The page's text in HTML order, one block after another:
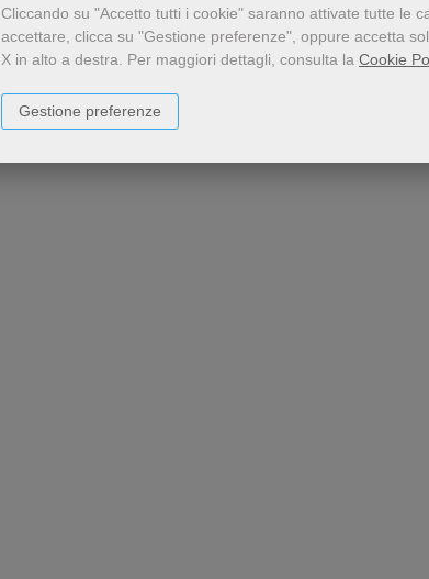
Cliccando su "Accetto tutti i cookie" saranno attivate tutte le
accettare, clicca su "Gestione preferenze", oppure accetta
X in alto a destra. Per maggiori dettagli, consulta la Cookie
Gestione preferenze